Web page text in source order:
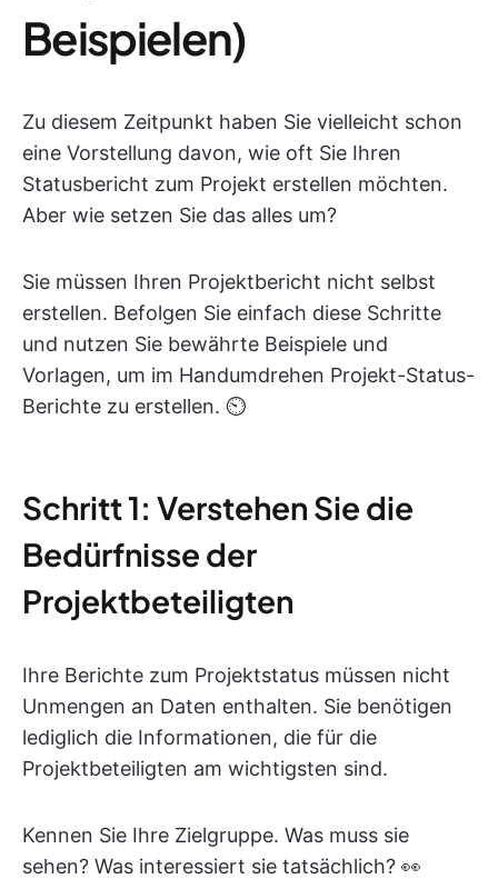
Beispielen)
Zu diesem Zeitpunkt haben Sie vielleicht schon
eine Vorstellung davon, wie oft Sie Ihren
Statusbericht zum Projekt erstellen möchten.
Aber wie setzen Sie das alles um?
Sie müssen Ihren Projektbericht nicht selbst
erstellen. Befolgen Sie einfach diese Schritte
und nutzen Sie bewährte Beispiele und
Vorlagen, um im Handumdrehen Projekt-Status-
Berichte zu erstellen. ⏲️
Schritt 1: Verstehen Sie die
Bedürfnisse der
Projektbeteiligten
Ihre Berichte zum Projektstatus müssen nicht
Unmengen an Daten enthalten. Sie benötigen
lediglich die Informationen, die für die
Projektbeteiligten am wichtigsten sind.
Kennen Sie Ihre Zielgruppe. Was muss sie
sehen? Was interessiert sie tatsächlich? 👀